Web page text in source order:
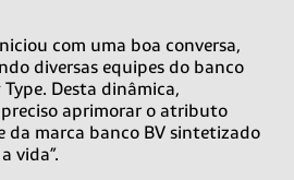
com uma boa conversa,
diversas equipes do banco
Desta dinâmica,
aprimorar o atributo
da marca banco BV sintetizado
vida”.